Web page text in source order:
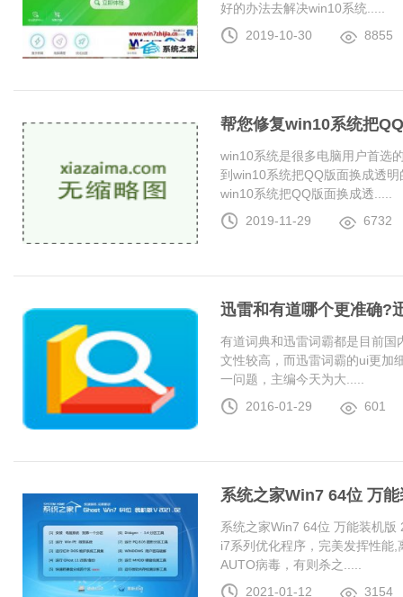
好的办法去解决win10系统.....
2019-10-30
8855
帮您修复win10系统把
win10系统是很多电脑用户首选
到win10系统把QQ版面换成透
win10系统把QQ版面换成透.....
2019-11-29
6732
迅雷和有道哪个更准确?
有道词典和迅雷词霸都是目前
文性较高，而迅雷词霸的ui更加
一问题，主编今天为大.....
2016-01-29
601
系统之家Win7 64位 万
系统之家Win7 64位 万能装机
i7系列优化程序，完美发挥性能
AUTO病毒，有则杀之.....
2021-01-12
3154